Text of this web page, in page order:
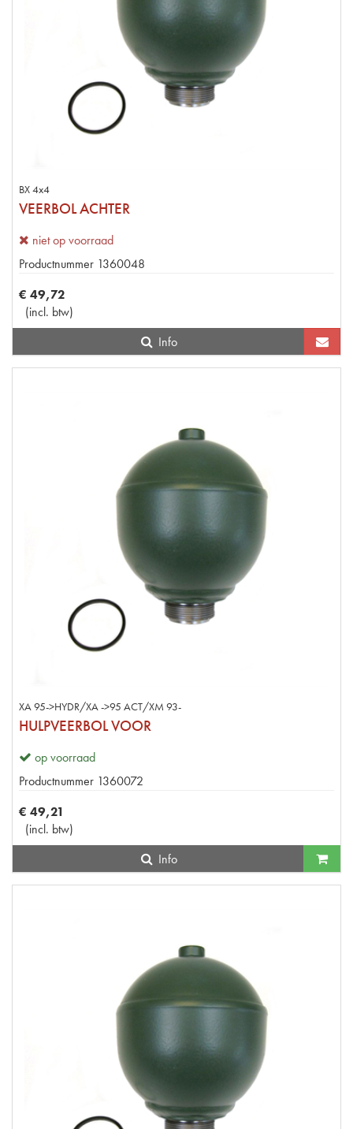
BX 4x4
VEERBOL ACHTER
niet op voorraad
Productnummer 1360048
€ 49,72
(incl. btw)
Info
XA 95->HYDR/XA ->95 ACT/XM 93-
HULPVEERBOL VOOR
op voorraad
Productnummer 1360072
€ 49,21
(incl. btw)
Info